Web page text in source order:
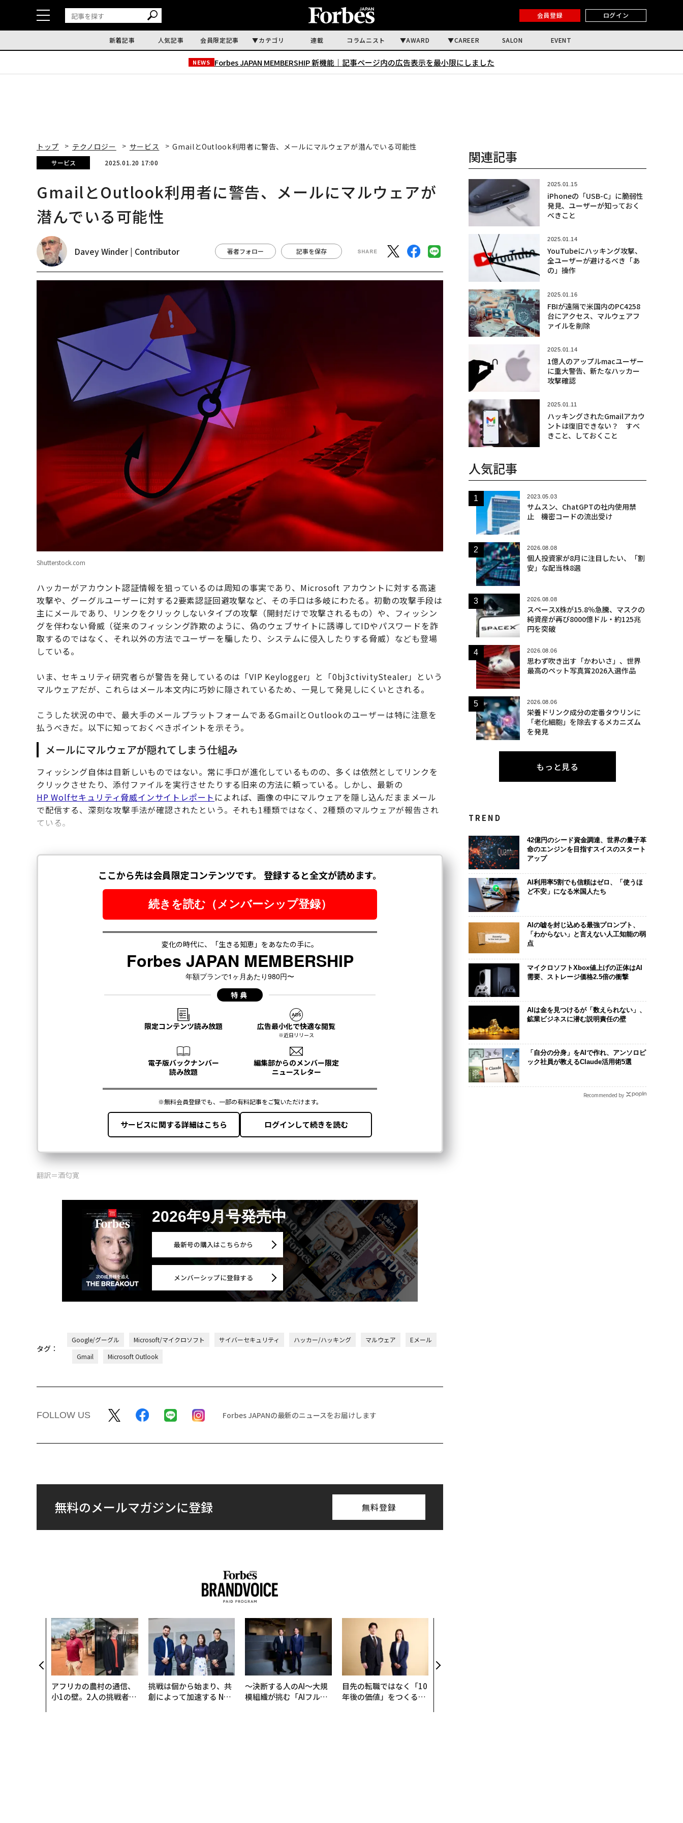
会員登録 ログイン
新着記事 人気記事 会員限定記事 カテゴリ 連載 コラムニスト AWARD CAREER SALON EVENT
NEWS Forbes JAPAN MEMBERSHIP 新機能｜ 記事ページ内の広告表示を最小限にしました
トップ テクノロジー サービス GmailとOutlook利用者に警告、メールにマルウェアが潜んでいる可能性
サービス 2025.01.20 17:00
GmailとOutlook利用者に警告、メールにマルウェアが
潜んでいる可能性
Davey Winder | Contributor 著者フォロー 記事を保存
Shutterstock.com
ハッカーがアカウント認証情報を狙っているのは周知の事実であり、Microsoft アカウントに対する高速
攻撃や、グーグルユーザーに対する2要素認証回避攻撃など、その手口は多岐にわたる。初動の攻撃手段は
主にメールであり、リンクをクリックしないタイプの攻撃（開封だけで攻撃されるもの）や、フィッシン
グを伴わない脅威（従来のフィッシング詐欺のように、偽のウェブサイトに誘導してIDやパスワードを詐
取するのではなく、それ以外の方法でユーザーを騙したり、システムに侵入したりする脅威）なども登場
している。
いま、セキュリティ研究者らが警告を発しているのは「VIP Keylogger」と「0bj3ctivityStealer」という
マルウェアだが、これらはメール本文内に巧妙に隠されているため、一見して発見しにくいとされる。
こうした状況の中で、最大手のメールプラットフォームであるGmailとOutlookのユーザーは特に注意を
払うべきだ。以下に知っておくべきポイントを示そう。
メールにマルウェアが隠れてしまう仕組み
フィッシング自体は目新しいものではない。常に手口が進化しているものの、多くは依然としてリンクを
クリックさせたり、添付ファイルを実行させたりする旧来の方法に頼っている。しかし、最新の
HP Wolfセキュリティ脅威インサイトレポート によれば、画像の中にマルウェアを隠し込んだままメール
で配信する、深刻な攻撃手法が確認されたという。それも1種類ではなく、2種類のマルウェアが報告され
ている。
翻訳＝酒匂寛
2026年9月号発売中
最新号の購入はこちらから
メンバーシップに登録する
タグ：
Google/グーグル Microsoft/マイクロソフト サイバーセキュリティ ハッカー/ハッキング マルウェア
Eメール
Gmail
Microsoft Outlook
FOLLOW US Forbes JAPANの最新のニュースをお届けします
無料のメールマガジンに登録 無料登録
アフリカの農村の通信、
小1の壁。2人の挑戦者が
挑戦は個から始まり、共
創によって加速する NOR
〜決断する人のAI〜大規
模組織が挑む「AIフル実
目先の転職ではなく「10
年後の価値」をつくる─
年の答え
関連記事
2025.01.15
iPhoneの「USB-C」に脆弱性
発見、ユーザーが知っておく
べきこと
2025.01.14
YouTubeにハッキング攻撃、
全ユーザーが避けるべき「あ
の」操作
2025.01.16
FBIが遠隔で米国内のPC4258
台にアクセス、マルウェアフ
ァイルを削除
2025.01.14
1億人のアップルmacユーザー
に重大警告、新たなハッカー
攻撃確認
2025.01.11
ハッキングされたGmailアカウ
ントは復旧できない？ すべ
きこと、しておくこと
人気記事
2023.05.03
サムスン、ChatGPTの社内使用禁
止 機密コードの流出受け
2026.08.08
個人投資家が8月に注目したい、「割
安」な配当株8選
2026.08.08
スペースX株が15.8％急騰、マスクの
純資産が再び8000億ドル・約125兆
円を突破
2026.08.06
思わず吹き出す「かわいさ」、世界
最高のペット写真賞2026入選作品
2026.08.06
栄養ドリンク成分の定番タウリンに
「老化細胞」を除去するメカニズム
を発見
もっと見る
TREND
42億円のシード資金調達、世界の量子革
命のエンジンを目指すスイスのスタート
アップ
AI利用率5割でも信頼はゼロ、「使うほ
ど不安」になる米国人たち
AIの嘘を封じ込める最強プロンプト、
「わからない」と言えない人工知能の弱
点
マイクロソフトXbox値上げの正体はAI
需要、ストレージ価格2.5倍の衝撃
AIは金を見つけるが「数えられない」、
鉱業ビジネスに潜む説明責任の壁
「自分の分身」をAIで作れ、アンソロピ
ック社員が教えるClaude活用術5選
Recommended by